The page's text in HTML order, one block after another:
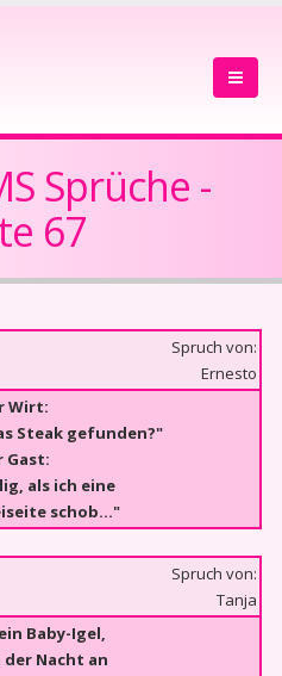
Sprüche -
67
Spruch von:
Ernesto
Wirt:
Steak gefunden?"
Gast:
als ich eine
schob..."
Spruch von:
Tanja
Baby-Igel,
Nacht an